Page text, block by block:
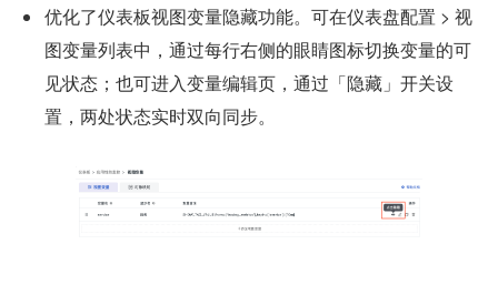
优化了仪表板视图变量隐藏功能。可在仪表盘配置 > 视
图变量列表中，通过每行右侧的眼睛图标切换变量的可
见状态；也可进入变量编辑页，通过「隐藏」开关设
置，两处状态实时双向同步。